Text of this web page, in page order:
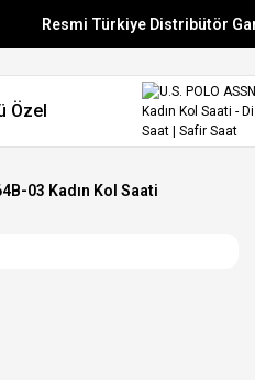
Resmi Türkiye Distribütör
Vade
Aynı Gün
Özel
03 Kadın Kol Saati